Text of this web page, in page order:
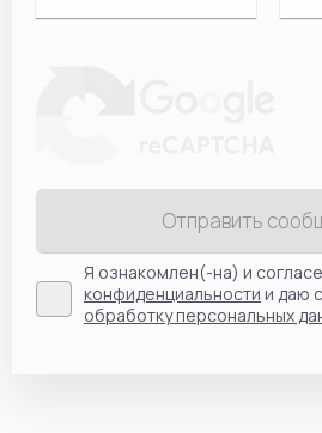
Отправить
Я ознакомлен(-на) и
конфиденциальности и даю
обработку персональных